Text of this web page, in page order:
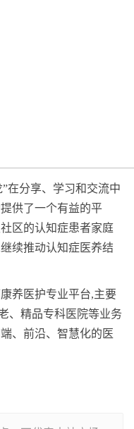
在分享、学习和交流中
供了一个有益的平
区的认知症患者家庭
续推动认知症医养结
养医护专业平台,主要
、精品专科医院等业务
、前沿、智慧化的医